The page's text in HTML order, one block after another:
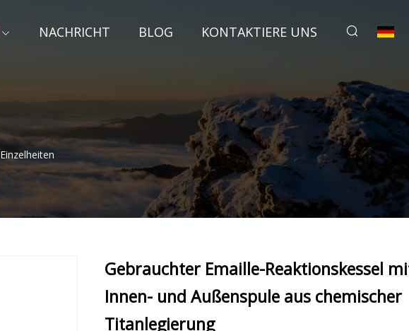
NACHRICHT BLOG KONTAKTIERE UNS
Einzelheiten
Gebrauchter Emaille-Reaktionskessel
Innen- und Außenspule aus chemischer
Titanlegierung